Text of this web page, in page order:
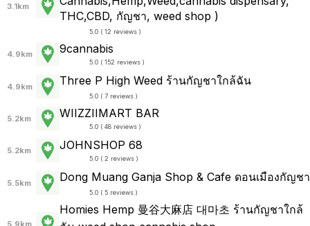
3.1km
THC,CBD, กัญชา, weed shop )
5.0 ( 12 reviews )
4.9km 9cannabis
5.0 ( 152 reviews )
4.9km Three P High Weed ร้านกัญชาใกล้ฉัน
5.0 ( 7 reviews )
5.2km WIIZZIIMART BAR
5.0 ( 48 reviews )
5.2km JOHNSHOP 68
5.0 ( 2 reviews )
5.5km Dong Muang Ganja Shop & Cafe ดอนเมืองกัญชา
5.0 ( 5 reviews )
Homies Hemp 曼谷大麻店 대마초 ร้านกัญชาใกล้